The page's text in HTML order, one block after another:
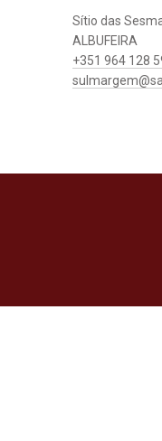
Sítio das
ALBUFEIRA
+351 964 128